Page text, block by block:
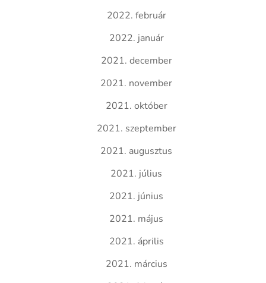
2022. február
2022. január
2021. december
2021. november
2021. október
2021. szeptember
2021. augusztus
2021. július
2021. június
2021. május
2021. április
2021. március